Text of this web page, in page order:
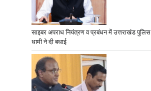
साइबर अपराध नियंत्रण व प्रबंधन में उत्तराखंड
धामी ने दी बधाई